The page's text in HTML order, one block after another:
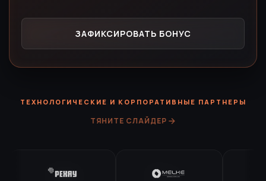
ЗАФИКСИРОВАТЬ БОНУС
ТЕХНОЛОГИЧЕСКИЕ И КОРПОРАТИВНЫЕ ПАРТНЕРЫ
ТЯНИТЕ СЛАЙДЕР